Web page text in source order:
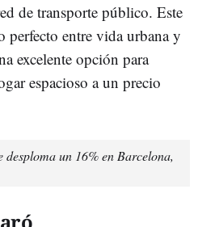
de transporte público. Este
entre vida urbana y
excelente opción para
espacioso a un precio
desploma un 16% en Barcelona,